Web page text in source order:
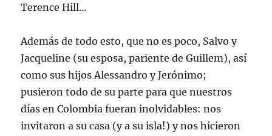
Terence Hill…
Además de todo esto, que no es poco, Salvo y
Jacqueline (su esposa, pariente de Guillem), así
como sus hijos Alessandro y Jerónimo;
pusieron todo de su parte para que nuestros
días en Colombia fueran inolvidables: nos
invitaron a su casa (y a su isla!) y nos hicieron